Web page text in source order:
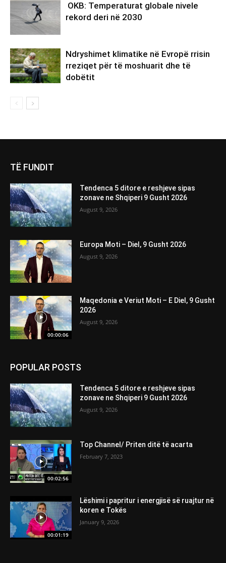
OKB: Temperaturat globale nivele
rekord deri në 2030
Ndryshimet klimatike në Evropë rrisin
rreziqet për të moshuarit dhe të
dobëtit
TË FUNDIT
Tendenca 5 ditore e reshjeve sipas
zonave ne Shqiperi 9 Gusht 2026
August 9, 2026
Europa Moti – Diel, 9 Gusht 2026
August 9, 2026
00:00:06
Maqedonia e Veriut Moti – E Diel, 9 Gusht
2026
August 9, 2026
POPULAR POSTS
Tendenca 5 ditore e reshjeve sipas
zonave ne Shqiperi 9 Gusht 2026
August 9, 2026
00:02:56
Top Channel/ Priten ditë të acarta
February 7, 2023
00:01:19
Lëshimi i papritur i energjisë së ruajtur në
koren e Tokës
January 9, 2026